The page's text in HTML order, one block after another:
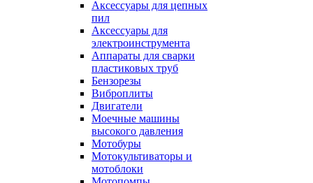
Аксессуары для цепных
пил
Аксессуары для
электроинструмента
Аппараты для сварки
пластиковых труб
Бензорезы
Виброплиты
Двигатели
Моечные машины
высокого давления
Мотобуры
Мотокультиваторы и
мотоблоки